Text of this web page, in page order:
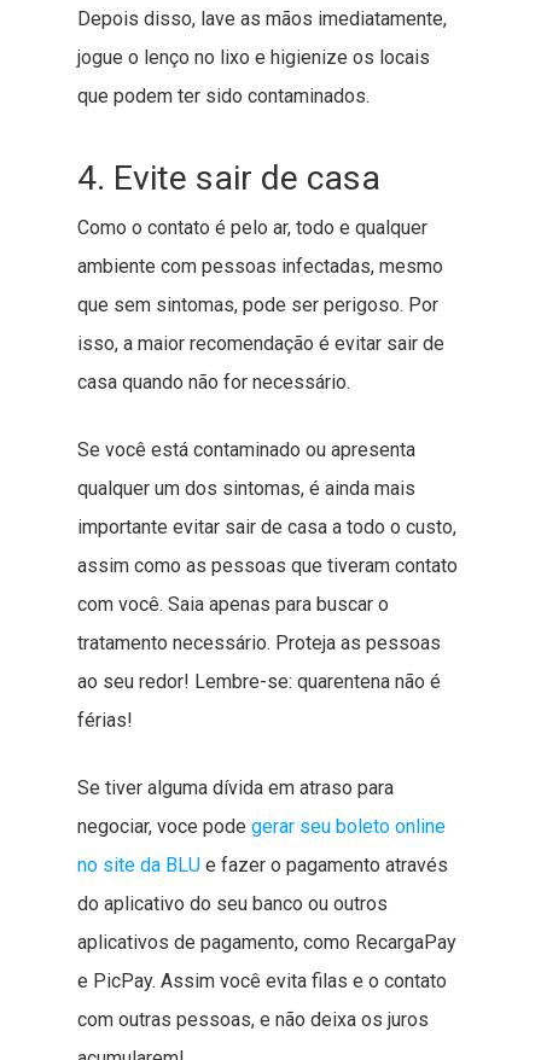
Depois disso, lave as mãos imediatamente,
jogue o lenço no lixo e higienize os locais
que podem ter sido contaminados.
4. Evite sair de casa
Como o contato é pelo ar, todo e qualquer
ambiente com pessoas infectadas, mesmo
que sem sintomas, pode ser perigoso. Por
isso, a maior recomendação é evitar sair de
casa quando não for necessário.
Se você está contaminado ou apresenta
qualquer um dos sintomas, é ainda mais
importante evitar sair de casa a todo o custo,
assim como as pessoas que tiveram contato
com você. Saia apenas para buscar o
tratamento necessário. Proteja as pessoas
ao seu redor! Lembre-se: quarentena não é
férias!
Se tiver alguma dívida em atraso para
negociar, voce pode gerar seu boleto online
no site da BLU e fazer o pagamento através
do aplicativo do seu banco ou outros
aplicativos de pagamento, como RecargaPay
e PicPay. Assim você evita filas e o contato
com outras pessoas, e não deixa os juros